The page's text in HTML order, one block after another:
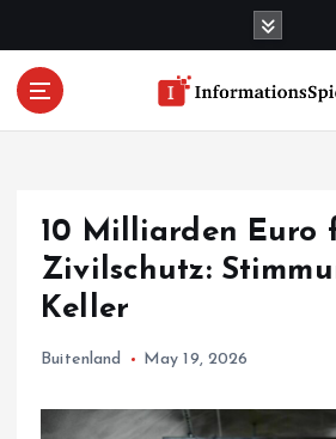
10 Milliarden Euro
Zivilschutz:
Keller
Buitenland May 19, 2026